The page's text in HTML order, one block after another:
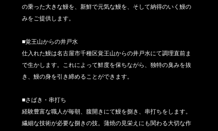
の乗った大きな鰻を、新鮮で元気な鰻を、そして納得のいく鰻の
みをご提供します。
■覚王山からの井戸水
仕入れた鰻は名古屋市千種区覚王山からの井戸水にて調理直前ま
で生かします。これによって鮮度を保ちながら、独特の臭みを抜
き、鰻の身を引き締めることができます。
■さばき・串打ち
経験豊富な職人が毎朝、腹開きにて鰻を捌き、串打ちをします。
繊細な技術が必要な捌きの技。蒲焼の見栄えにも関わる大切な作